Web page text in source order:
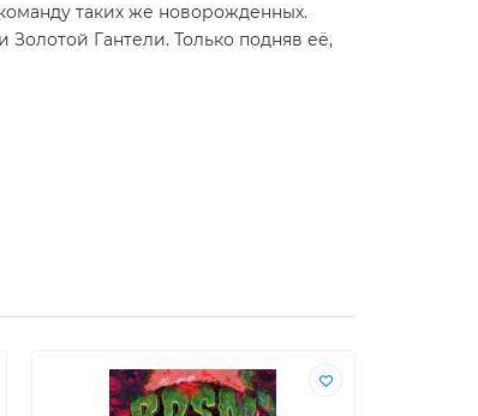
таких же новорожденных.
Гантели. Только подняв её,